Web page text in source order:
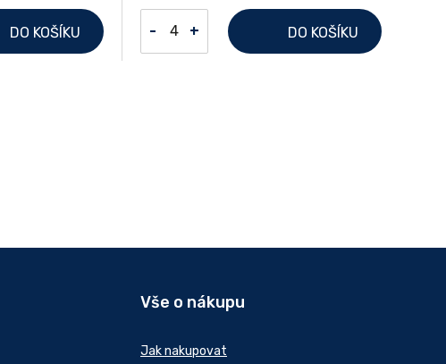
DO KOŠÍKU - + DO KOŠÍKU
Vše o nákupu
Jak nakupovat